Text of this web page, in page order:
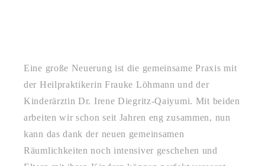
Eine große Neuerung ist die gemeinsame Praxis mit
der Heilpraktikerin Frauke Löhmann und der
Kinderärztin Dr. Irene Diegritz-Qaiyumi. Mit beiden
arbeiten wir schon seit Jahren eng zusammen, nun
kann das dank der neuen gemeinsamen
Räumlichkeiten noch intensiver geschehen und